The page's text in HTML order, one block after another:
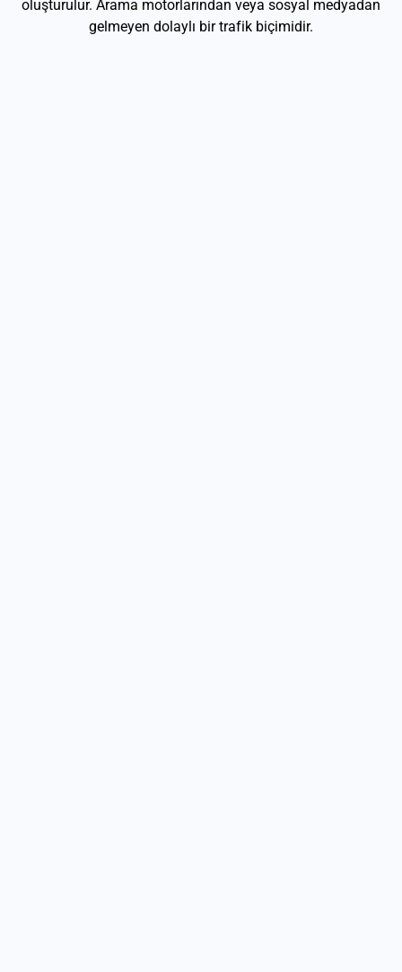
oluşturulur. Arama motorlarından veya sosyal medyadan
gelmeyen dolaylı bir trafik biçimidir.